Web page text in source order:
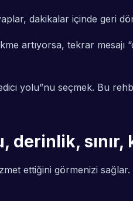
dakikalar içinde geri
artıyorsa, tekrar mesajı
yolu”nu seçmek. Bu
derinlik, sınır,
ettiğini görmenizi